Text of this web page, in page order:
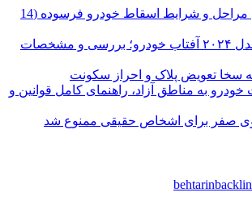
راهنمای کامل مراحل و شرایط اسقاط خودرو فرسوده (14
مزدا CX-30 مدل ۲۰۲۴ آفتاب خودرو؛ بررسی و مشخصات
سخا تعویض پلاک و احراز سکونت
به مناطق آزاد، راهنمای کامل قوانین و
صفر برای اشخاص حقیقی ممنوع شد